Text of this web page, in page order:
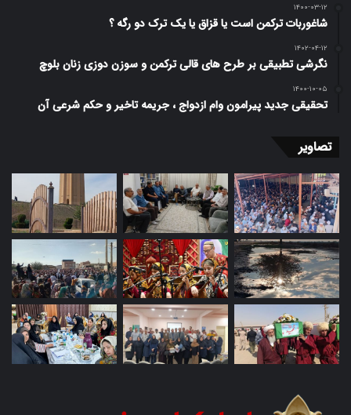
۱۴۰۰-۰۳-۱۲
شاغوربات ترکمن است یا قزاق یا یک ترک دو رگه ؟
۱۴۰۲-۰۴-۱۲
نگرشی تطبیقی بر طرح ­های قالی ترکمن و سوزن دوزی زنان بلوچ
۱۴۰۰-۱۰-۰۵
تحقیقی جدید پیرامون وام ازدواج ، جریمه تاخیر و حکم شرعی آن
تصاویر